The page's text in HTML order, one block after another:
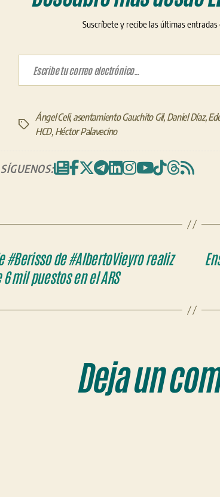
Suscríbete y recibe las últimas
Escribe tu correo electrónico…
Etiquetas
Ángel Celi,asentamiento Gauchito Gil, Daniel Díaz,
HCD, Héctor Palavecino
SÍGUENOS:
#Berisso de #AlbertoVieyro realiz
mil puestos en el ARS
Deja un